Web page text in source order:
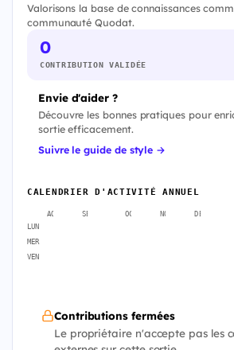
Valorisons la base de connaissances
communauté Quodat.
0
CONTRIBUTION VALIDÉE
Envie d'aider ?
Découvre les bonnes pratiques pour
sortie efficacement.
Suivre le guide de style →
CALENDRIER D'ACTIVITÉ ANNUEL
AOÛT SEPT. OCT. NOV. DÉC.
LUN
MER
VEN
Contributions fermées
Le propriétaire n'accepte pas les